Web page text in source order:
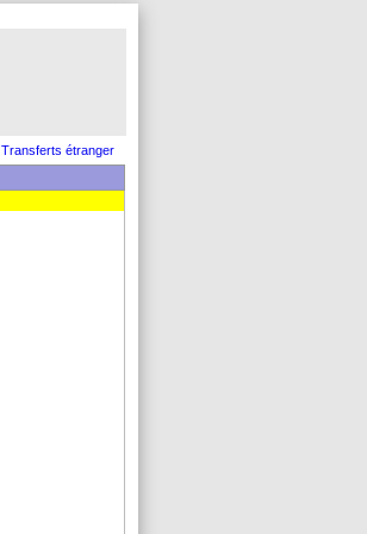
Transferts étranger